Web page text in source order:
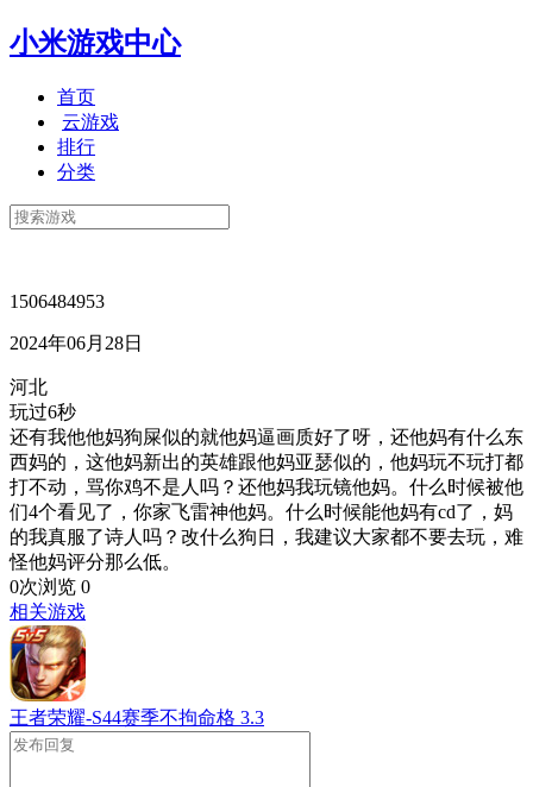
小米游戏中心
首页
云游戏
排行
分类
1506484953
2024年06月28日
河北
玩过6秒
还有我他他妈狗屎似的就他妈逼画质好了呀，还他妈有什么东
西妈的，这他妈新出的英雄跟他妈亚瑟似的，他妈玩不玩打都
打不动，骂你鸡不是人吗？还他妈我玩镜他妈。什么时候被他
们4个看见了，你家飞雷神他妈。什么时候能他妈有cd了，妈
的我真服了诗人吗？改什么狗日，我建议大家都不要去玩，难
怪他妈评分那么低。
0次浏览 0
相关游戏
王者荣耀-S44赛季不拘命格 3.3